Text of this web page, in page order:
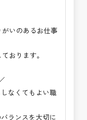
いのあるお仕事
おります。
なくてもよい職
ランスを大切に